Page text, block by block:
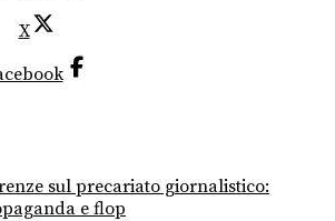
X
sul precariato giornalistico:
e flop